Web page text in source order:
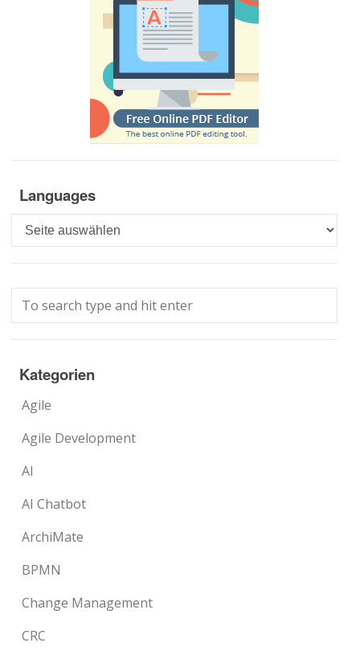
Languages
Languages
Kategorien
Agile
Agile Development
AI
AI Chatbot
ArchiMate
BPMN
Change Management
CRC